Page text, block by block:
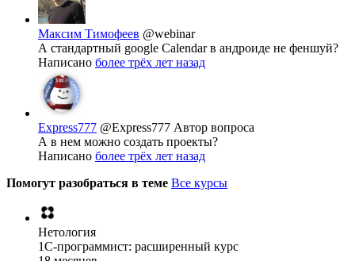
Максим Тимофеев @webinar
А стандартный google Calendar в андроиде не феншуй?
Написано более трёх лет назад
Express777 @Express777 Автор вопроса
А в нем можно создать проекты?
Написано более трёх лет назад
Помогут разобраться в теме Все курсы
Нетология
1C-программист: расширенный курс